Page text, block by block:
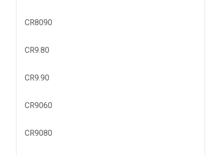
CR8090
CR9.80
CR9.90
CR9060
CR9080